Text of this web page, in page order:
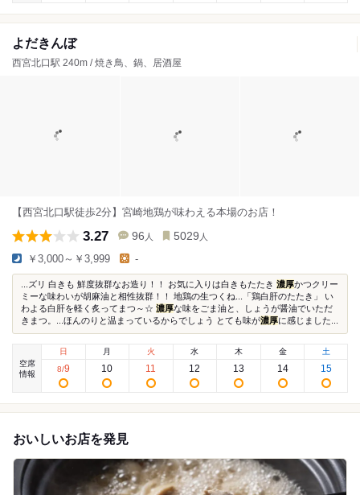
よだきんぼ
西宮北口駅 240m / 焼き鳥、鍋、居酒屋
【西宮北口駅徒歩2分】宮崎地鶏が味わえる本場のお店！
3.27 96 人 5029 人
￥3,000～￥3,999 -
...ズリ 白きも 鮮度抜群なお造り！！ お気に入りは白きもたたき 濃厚かつクリー
ミーな味わいが胡麻油と相性抜群！！ 地鶏の生つくね...「鶏白肝のたたき」 い
わよる白肝を軽く炙ってまつ～☆ 濃厚な味をごま油と、しょうが醤油でいただ
きまつ。...ほんのりと温まっているからでしょう とても味が濃厚に感じました...
空席
情報
日
8/9
月
10
火
11
水
12
木
13
金
14
土
15
おいしいお店を発見